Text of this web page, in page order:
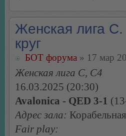
Женская лига С.
круг
БОТ форума » 17 мар
Женская лига С, С4
16.03.2025 (20:30)
Avalonica - QED 3-1
Адрес зала:
Fair play: